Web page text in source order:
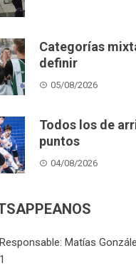
Categorías
definir
05/08/2026
Todos los de
puntos
04/08/2026
Matías